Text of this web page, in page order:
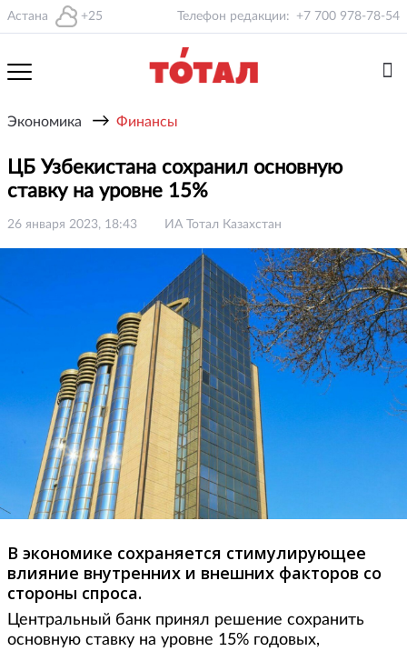
Астана +25 Телефон редакции: +7 700 978-78-54
Экономика → Финансы
ЦБ Узбекистана сохранил основную
ставку на уровне 15%
26 января 2023, 18:43 ИА Тотал Казахстан
В экономике сохраняется стимулирующее
влияние внутренних и внешних факторов со
стороны спроса.
Центральный банк принял решение сохранить
основную ставку на уровне 15% годовых,